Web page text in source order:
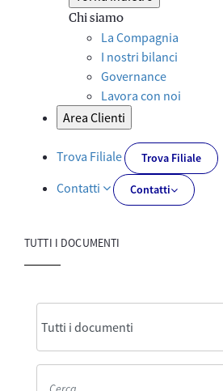
Chi siamo
La Compagnia
I nostri bilanci
Governance
Lavora con noi
Area Clienti
Trova Filiale Trova Filiale
Contatti Contatti
TUTTI I DOCUMENTI